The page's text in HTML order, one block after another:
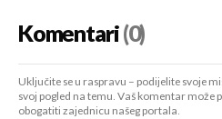
Komentari(0)
Uključite se u raspravu – podijelite svoje
svoj pogled na temu. Vaš komentar
obogatiti zajednicu našeg portala.